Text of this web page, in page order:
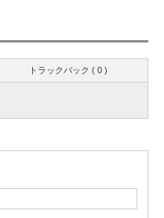
トラックバック ( 0 )